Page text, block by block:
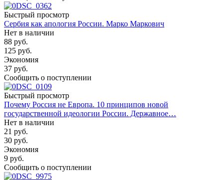
Быстрый просмотр
Сербия как апология России. Марко Маркович
Нет в наличии
88 руб.
125 руб.
Экономия
37 руб.
Сообщить о поступлении
Быстрый просмотр
Почему Россия не Европа. 10 принципов новой
государственной идеологии России. Державное…
Нет в наличии
21 руб.
30 руб.
Экономия
9 руб.
Сообщить о поступлении